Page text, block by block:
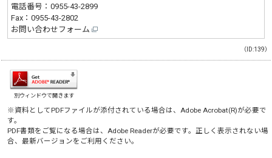
電話番号：0955-43-2899
Fax：0955-43-2802
お問い合わせフォーム
（ID:139）
別ウィンドウで開きます
※資料としてPDFファイルが添付されている場合は、Adobe Acrobat(R)が必要で
す。
PDF書類をご覧になる場合は、Adobe Readerが必要です。正しく表示されない場
合、最新バージョンをご利用ください。